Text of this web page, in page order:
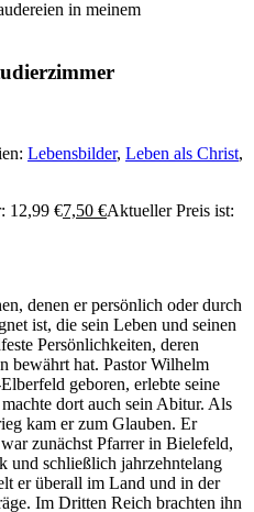
in meinem
Lebensbilder, Leben als Christ,
12,99 €7,50 €Aktueller Preis ist:
denen er persönlich oder durch
ist, die sein Leben und seinen
Persönlichkeiten, deren
bewährt hat. Pastor Wilhelm
geboren, erlebte seine
dort auch sein Abitur. Als
kam er zum Glauben. Er
zunächst Pfarrer in Bielefeld,
und schließlich jahrzehntelang
er überall im Land und in der
Im Dritten Reich brachten ihn